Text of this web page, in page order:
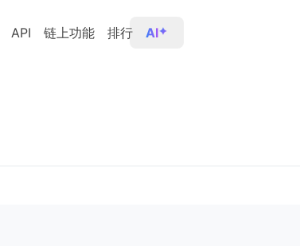
API 链上功能 排行 AI